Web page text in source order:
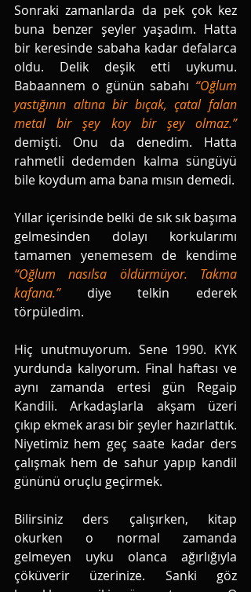
Sonraki zamanlarda da pek çok kez
buna benzer şeyler yaşadım. Hatta
bir keresinde sabaha kadar defalarca
oldu. Delik deşik etti uykumu.
Babaannem o günün sabahı “Oğlum
yastığının altına bir bıçak, çatal falan
metal bir şey koy bir şey olmaz.”
demişti. Onu da denedim. Hatta
rahmetli dedemden kalma süngüyü
Yıllar içerisinde belki de sık sık başıma
gelmesinden dolayı korkularımı
“Oğlum nasılsa öldürmüyor. Takma
kafana.” diye telkin ederek
törpüledim.
Hiç unutmuyorum. Sene 1990. KYK
yurdunda kalıyorum. Final haftası ve
aynı zamanda ertesi gün Regaip
Kandili. Arkadaşlarla akşam üzeri
çıkıp ekmek arası bir şeyler hazırlattık.
Niyetimiz hem geç saate kadar ders
çalışmak hem de sahur yapıp kandil
gününü oruçlu geçirmek.
Bilirsiniz ders çalışırken, kitap
okurken o normal zamanda
gelmeyen uyku olanca ağırlığıyla
çöküverir üzerinize. Sanki göz